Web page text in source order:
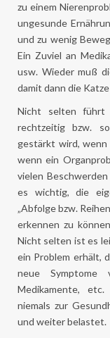
zu einem
ungesunde
und zu wenig
Ein Zuviel an
usw. Wieder muß
damit dann die
Nicht selten führt
rechtzeitig bzw.
gestärkt wird,
wenn ein
vielen
es wichtig, die
„Abfolge bzw.
erkennen zu
Nicht selten ist es
ein Problem erhält,
neue Symptome
Medikamente, etc.
niemals zur
und weiter belastet.